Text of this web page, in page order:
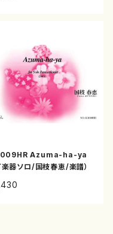
Azuma-ha-ya
楽器ソロ/国枝春恵/楽譜）